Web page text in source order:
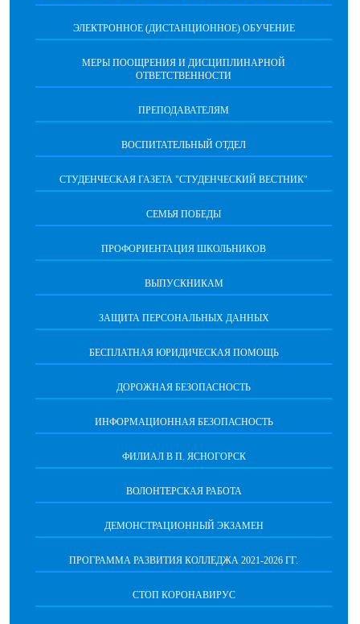
ЭЛЕКТРОННОЕ (ДИСТАНЦИОННОЕ) ОБУЧЕНИЕ
МЕРЫ ПООЩРЕНИЯ И ДИСЦИПЛИНАРНОЙ
ОТВЕТСТВЕННОСТИ
ПРЕПОДАВАТЕЛЯМ
ВОСПИТАТЕЛЬНЫЙ ОТДЕЛ
СТУДЕНЧЕСКАЯ ГАЗЕТА "СТУДЕНЧЕСКИЙ ВЕСТНИК"
СЕМЬЯ ПОБЕДЫ
ПРОФОРИЕНТАЦИЯ ШКОЛЬНИКОВ
ВЫПУСКНИКАМ
ЗАЩИТА ПЕРСОНАЛЬНЫХ ДАННЫХ
БЕСПЛАТНАЯ ЮРИДИЧЕСКАЯ ПОМОЩЬ
ДОРОЖНАЯ БЕЗОПАСНОСТЬ
ИНФОРМАЦИОННАЯ БЕЗОПАСНОСТЬ
ФИЛИАЛ В П. ЯСНОГОРСК
ВОЛОНТЕРСКАЯ РАБОТА
ДЕМОНСТРАЦИОННЫЙ ЭКЗАМЕН
ПРОГРАММА РАЗВИТИЯ КОЛЛЕДЖА 2021-2026 ГГ.
СТОП КОРОНАВИРУС